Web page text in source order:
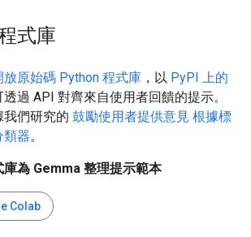
式庫
放原始碼 Python 程式庫 ，以 PyPI 上的
過 API 對齊來自使用者回饋的提示。
們研究的 鼓勵使用者提供意見 根據標
類器。
為 Gemma 整理提示範本
Colab